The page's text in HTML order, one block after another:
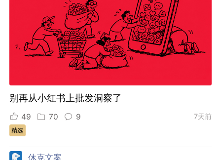
别再从小红书上批发洞察了
49 70 9 7天前
精选
休克文案